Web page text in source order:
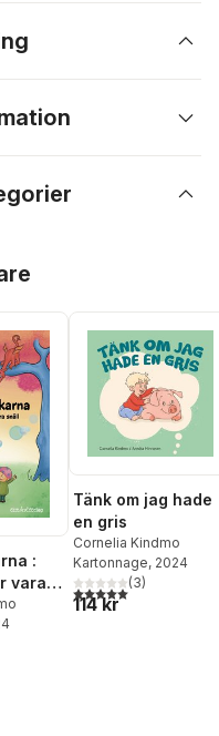
:
vara
Tänk om jag hade
en gris
Cornelia Kindmo
Kartonnage, 2024
5,0utav 5 stjärnor.
(3)
114 kr